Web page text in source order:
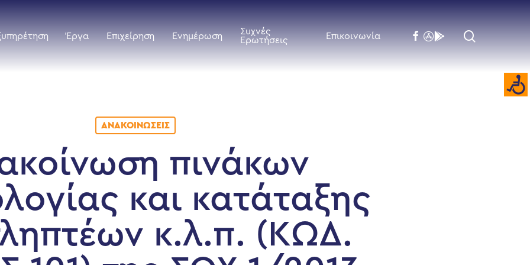
Έργα Επιχείρηση Ενημέρωση
Συχνές
Ερωτήσεις
Επικοινωνία facebook
flickrbehance
ΑΝΑΚΟΙΝΏΣΕΙΣ
πινάκων
και κατάταξης
κ.λ.π. (ΚΩΔ.